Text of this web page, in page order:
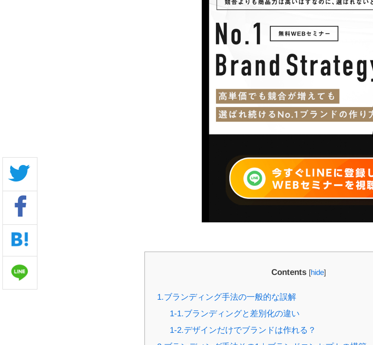
Contents [hide]
1.ブランディング手法の一般的な誤解
1-1.ブランディングと差別化の違い
1-2.デザインだけでブランドは作れる？